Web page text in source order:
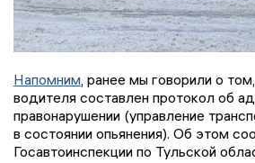
Напомним , ранее мы говорили о
водителя составлен протокол об
правонарушении (управление
в состоянии опьянения). Об этом
Госавтоинспекции по Тульской